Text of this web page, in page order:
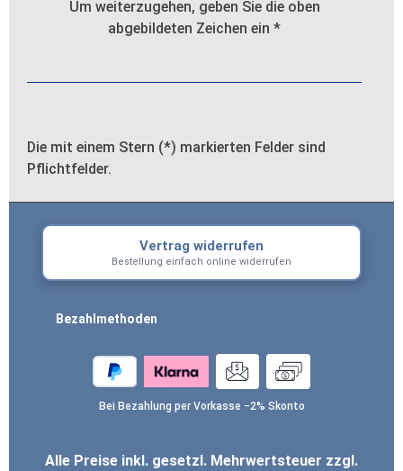
Um weiterzugehen, geben Sie die oben
abgebildeten Zeichen ein *
Die mit einem Stern (*) markierten Felder sind
Pflichtfelder.
Vertrag widerrufen
Bestellung einfach online widerrufen
Bezahlmethoden
Bei Bezahlung per Vorkasse −2% Skonto
Alle Preise inkl. gesetzl. Mehrwertsteuer zzgl.